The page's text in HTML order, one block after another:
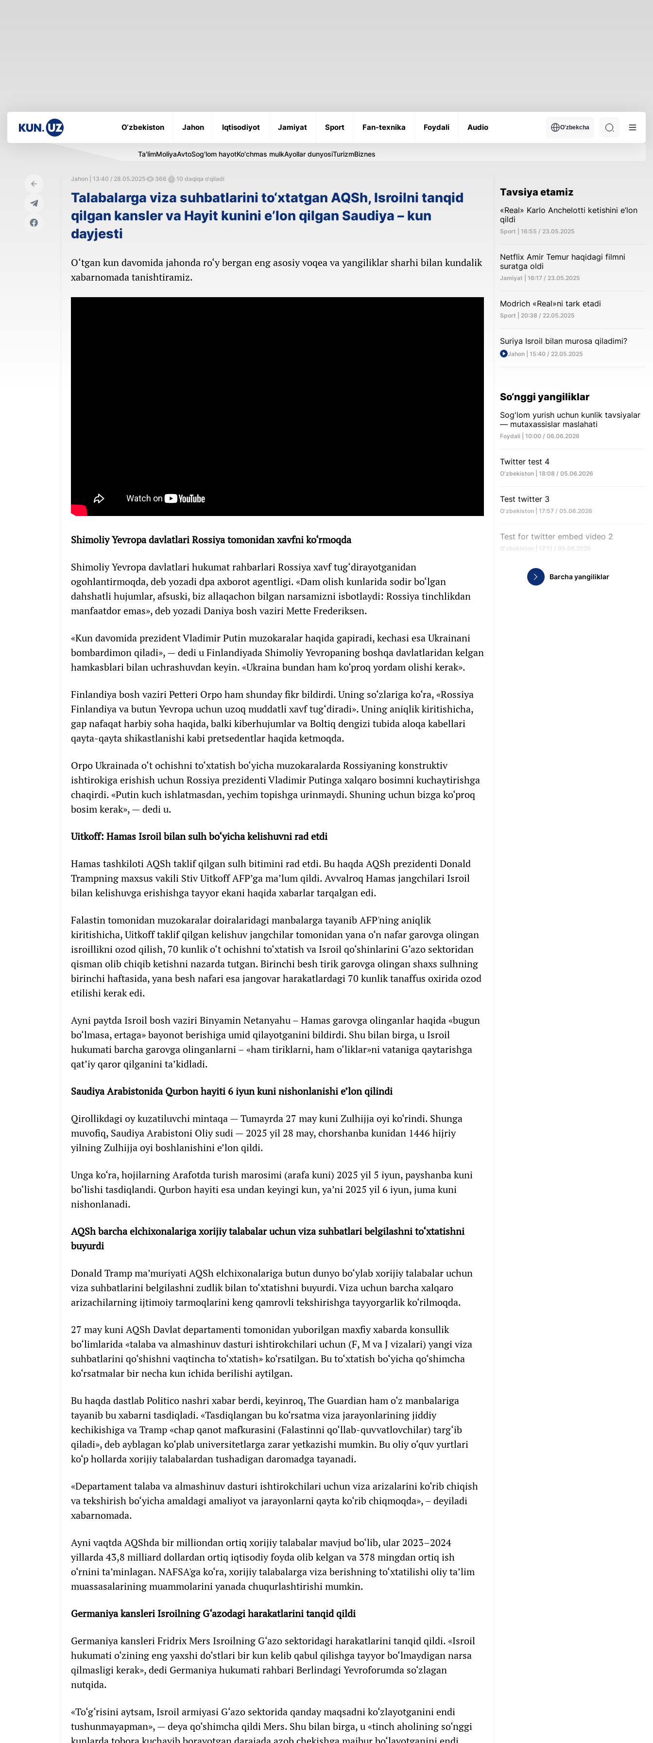
O‘zbekiston Jahon Iqtisodiyot Jamiyat Sport Fan-texnika Foydali Audio O'zbekcha
Ta'limMoliyaAvtoSog'lom hayotKo'chmas mulkAyollar dunyosiTurizmBiznes
Jahon | 13:40 / 28.05.2025 366 10 daqiqa o‘qiladi
Talabalarga viza suhbatlarini to‘xtatgan AQSh, Isroilni tanqid
qilgan kansler va Hayit kunini e’lon qilgan Saudiya – kun
dayjesti
O‘tgan kun davomida jahonda ro‘y bergan eng asosiy voqea va yangiliklar sharhi bilan kundalik
xabarnomada tanishtiramiz.
Shimoliy Yevropa davlatlari Rossiya tomonidan xavfni ko‘rmoqda
Shimoliy Yevropa davlatlari hukumat rahbarlari Rossiya xavf tug‘dirayotganidan
ogohlantirmoqda, deb yozadi dpa axborot agentligi. «Dam olish kunlarida sodir bo‘lgan
dahshatli hujumlar, afsuski, biz allaqachon bilgan narsamizni isbotlaydi: Rossiya tinchlikdan
manfaatdor emas», deb yozadi Daniya bosh vaziri Mette Frederiksen.
«Kun davomida prezident Vladimir Putin muzokaralar haqida gapiradi, kechasi esa Ukrainani
bombardimon qiladi», — dedi u Finlandiyada Shimoliy Yevropaning boshqa davlatlaridan kelgan
hamkasblari bilan uchrashuvdan keyin. «Ukraina bundan ham ko‘proq yordam olishi kerak».
Finlandiya bosh vaziri Petteri Orpo ham shunday fikr bildirdi. Uning so‘zlariga ko‘ra, «Rossiya
Finlandiya va butun Yevropa uchun uzoq muddatli xavf tug‘diradi». Uning aniqlik kiritishicha,
gap nafaqat harbiy soha haqida, balki kiberhujumlar va Boltiq dengizi tubida aloqa kabellari
qayta-qayta shikastlanishi kabi pretsedentlar haqida ketmoqda.
Orpo Ukrainada o‘t ochishni to‘xtatish bo‘yicha muzokaralarda Rossiyaning konstruktiv
ishtirokiga erishish uchun Rossiya prezidenti Vladimir Putinga xalqaro bosimni kuchaytirishga
chaqirdi. «Putin kuch ishlatmasdan, yechim topishga urinmaydi. Shuning uchun bizga ko‘proq
bosim kerak», — dedi u.
Uitkoff: Hamas Isroil bilan sulh bo‘yicha kelishuvni rad etdi
Hamas tashkiloti AQSh taklif qilgan sulh bitimini rad etdi. Bu haqda AQSh prezidenti Donald
Trampning maxsus vakili Stiv Uitkoff AFP’ga ma’lum qildi. Avvalroq Hamas jangchilari Isroil
bilan kelishuvga erishishga tayyor ekani haqida xabarlar tarqalgan edi.
Falastin tomonidan muzokaralar doiralaridagi manbalarga tayanib AFP'ning aniqlik
kiritishicha, Uitkoff taklif qilgan kelishuv jangchilar tomonidan yana o‘n nafar garovga olingan
isroillikni ozod qilish, 70 kunlik o‘t ochishni to‘xtatish va Isroil qo‘shinlarini G‘azo sektoridan
qisman olib chiqib ketishni nazarda tutgan. Birinchi besh tirik garovga olingan shaxs sulhning
birinchi haftasida, yana besh nafari esa jangovar harakatlardagi 70 kunlik tanaffus oxirida ozod
etilishi kerak edi.
Ayni paytda Isroil bosh vaziri Binyamin Netanyahu – Hamas garovga olinganlar haqida «bugun
bo‘lmasa, ertaga» bayonot berishiga umid qilayotganini bildirdi. Shu bilan birga, u Isroil
hukumati barcha garovga olinganlarni – «ham tiriklarni, ham o‘liklar»ni vataniga qaytarishga
qat’iy qaror qilganini ta’kidladi.
Saudiya Arabistonida Qurbon hayiti 6 iyun kuni nishonlanishi e’lon qilindi
Qirollikdagi oy kuzatiluvchi mintaqa — Tumayrda 27 may kuni Zulhijja oyi ko‘rindi. Shunga
muvofiq, Saudiya Arabistoni Oliy sudi — 2025 yil 28 may, chorshanba kunidan 1446 hijriy
yilning Zulhijja oyi boshlanishini e’lon qildi.
Unga ko‘ra, hojilarning Arafotda turish marosimi (arafa kuni) 2025 yil 5 iyun, payshanba kuni
bo‘lishi tasdiqlandi. Qurbon hayiti esa undan keyingi kun, ya’ni 2025 yil 6 iyun, juma kuni
nishonlanadi.
AQSh barcha elchixonalariga xorijiy talabalar uchun viza suhbatlari belgilashni to‘xtatishni
buyurdi
Donald Tramp ma’muriyati AQSh elchixonalariga butun dunyo bo‘ylab xorijiy talabalar uchun
viza suhbatlarini belgilashni zudlik bilan to‘xtatishni buyurdi. Viza uchun barcha xalqaro
arizachilarning ijtimoiy tarmoqlarini keng qamrovli tekshirishga tayyorgarlik ko‘rilmoqda.
27 may kuni AQSh Davlat departamenti tomonidan yuborilgan maxfiy xabarda konsullik
bo‘limlarida «talaba va almashinuv dasturi ishtirokchilari uchun (F, M va J vizalari) yangi viza
suhbatlarini qo‘shishni vaqtincha to‘xtatish» ko‘rsatilgan. Bu to‘xtatish bo‘yicha qo‘shimcha
ko‘rsatmalar bir necha kun ichida berilishi aytilgan.
Bu haqda dastlab Politico nashri xabar berdi, keyinroq, The Guardian ham o‘z manbalariga
tayanib bu xabarni tasdiqladi. «Tasdiqlangan bu ko‘rsatma viza jarayonlarining jiddiy
kechikishiga va Tramp «chap qanot mafkurasini (Falastinni qo‘llab-quvvatlovchilar) targ‘ib
qiladi», deb ayblagan ko‘plab universitetlarga zarar yetkazishi mumkin. Bu oliy o‘quv yurtlari
ko‘p hollarda xorijiy talabalardan tushadigan daromadga tayanadi.
«Departament talaba va almashinuv dasturi ishtirokchilari uchun viza arizalarini ko‘rib chiqish
va tekshirish bo‘yicha amaldagi amaliyot va jarayonlarni qayta ko‘rib chiqmoqda», – deyiladi
xabarnomada.
Ayni vaqtda AQShda bir milliondan ortiq xorijiy talabalar mavjud bo‘lib, ular 2023–2024
yillarda 43,8 milliard dollardan ortiq iqtisodiy foyda olib kelgan va 378 mingdan ortiq ish
o‘rnini ta’minlagan. NAFSA'ga ko‘ra, xorijiy talabalarga viza berishning to‘xtatilishi oliy ta’lim
muassasalarining muammolarini yanada chuqurlashtirishi mumkin.
Germaniya kansleri Isroilning G‘azodagi harakatlarini tanqid qildi
Germaniya kansleri Fridrix Mers Isroilning G‘azo sektoridagi harakatlarini tanqid qildi. «Isroil
hukumati o‘zining eng yaxshi do‘stlari bir kun kelib qabul qilishga tayyor bo‘lmaydigan narsa
qilmasligi kerak», dedi Germaniya hukumati rahbari Berlindagi Yevroforumda so‘zlagan
nutqida.
«To‘g‘risini aytsam, Isroil armiyasi G‘azo sektorida qanday maqsadni ko‘zlayotganini endi
tushunmayapman», — deya qo‘shimcha qildi Mers. Shu bilan birga, u «tinch aholining so‘nggi
Tavsiya etamiz
«Real» Karlo Anchelotti ketishini e’lon
qildi
Sport | 16:55 / 23.05.2025
Netflix Amir Temur haqidagi filmni
suratga oldi
Jamiyat | 16:17 / 23.05.2025
Modrich «Real»ni tark etadi
Sport | 20:38 / 22.05.2025
Suriya Isroil bilan murosa qiladimi?
Jahon | 15:40 / 22.05.2025
So‘nggi yangiliklar
Sog'lom yurish uchun kunlik tavsiyalar
— mutaxassislar maslahati
Foydali | 10:00 / 06.06.2026
Twitter test 4
O‘zbekiston | 18:08 / 05.06.2026
Test twitter 3
O‘zbekiston | 17:57 / 05.06.2026
Test for twitter embed video 2
O‘zbekiston | 17:11 / 05.06.2026
Barcha yangiliklar